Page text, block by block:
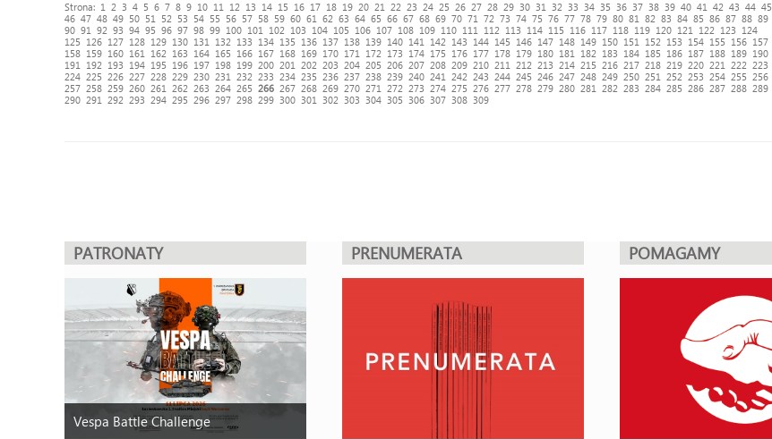
Strona: 1 2 3 4 5 6 7 8 9 10 11 12 13 14 15 16 17 18 19 20 21 22 23 24 25 26 27 28 29 30 31 32 33 34 35 36 37 38 39 40 41 42 43 44 45
46 47 48 49 50 51 52 53 54 55 56 57 58 59 60 61 62 63 64 65 66 67 68 69 70 71 72 73 74 75 76 77 78 79 80 81 82 83 84 85 86 87 88 89
90 91 92 93 94 95 96 97 98 99 100 101 102 103 104 105 106 107 108 109 110 111 112 113 114 115 116 117 118 119 120 121 122 123
124
125
126 127 128 129 130 131 132 133 134 135 136 137 138 139 140 141 142 143 144 145 146 147 148 149 150 151 152 153 154 155 156 157
158 159 160 161 162 163 164 165 166 167 168 169 170 171 172 173 174 175 176 177 178 179 180 181 182 183 184 185 186 187 188 189 190
191
192 193 194 195 196 197 198 199 200 201 202 203 204 205 206 207 208 209 210 211 212 213 214 215 216 217 218 219 220 221 222
223
224 225 226 227 228 229 230 231 232 233 234 235 236 237 238 239 240 241 242 243 244 245 246 247 248 249 250 251 252 253 254 255
256
257 258 259 260 261 262 263 264 265 266 267 268 269 270 271 272 273 274 275 276 277 278 279 280 281 282 283 284 285 286 287 288 289
290 291 292 293 294 295 296 297 298 299 300 301 302 303 304 305 306 307 308 309
PATRONATY
Vespa Battle Challenge
PRENUMERATA POMAGAMY